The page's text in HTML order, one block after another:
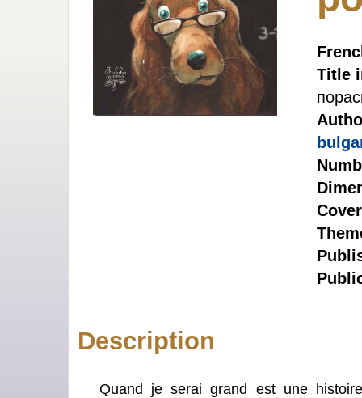
Title
Description
Quand je serai grand est une